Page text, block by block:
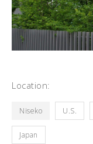
Location:
Niseko U.S.
Japan